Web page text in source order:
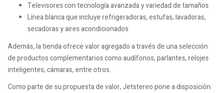
Televisores con tecnología avanzada y variedad de tamaños
Línea blanca que incluye refrigeradoras, estufas, lavadoras,
secadoras y aires acondicionados
Además, la tienda ofrece valor agregado a través de una selección
de productos complementarios como audífonos, parlantes, relojes
inteligentes, cámaras, entre otros.
Como parte de su propuesta de valor, Jetstereo pone a disposición